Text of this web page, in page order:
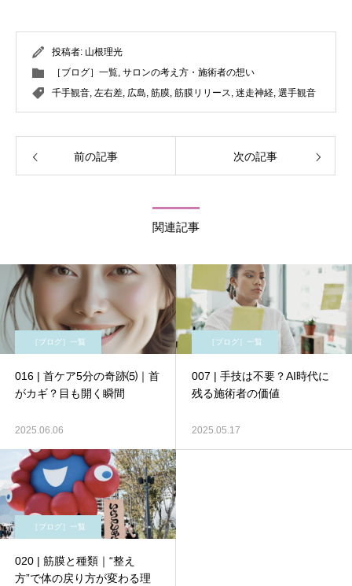
投稿者: 山根理光
［ブログ］一覧, サロンの考え方・施術者の想い
千手観音, 左右差, 広島, 筋膜, 筋膜リリース, 迷走神経, 選手観音
前の記事 次の記事
関連記事
［ブログ］一覧
016 | 首ケア5分の奇跡⑸｜首
がカギ？目も開く瞬間
2025.06.06
［ブログ］一覧
007 | 手技は不要？AI時代に
残る施術者の価値
2025.05.17
［ブログ］一覧
020 | 筋膜と種類｜“整え
方”で体の戻り方が変わる理